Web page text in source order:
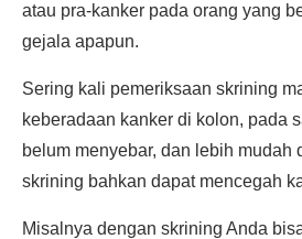
atau pra-kanker pada orang yang
gejala apapun.
Sering kali pemeriksaan skrining
keberadaan kanker di kolon, pada
belum menyebar, dan lebih mudah
skrining bahkan dapat mencegah
Misalnya dengan skrining Anda